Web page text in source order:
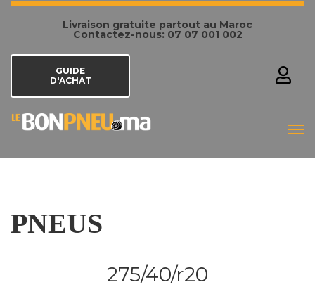
Livraison gratuite partout au Maroc
Contactez-nous: 07 07 001 002
GUIDE
D'ACHAT
PNEUS
275/40/r20